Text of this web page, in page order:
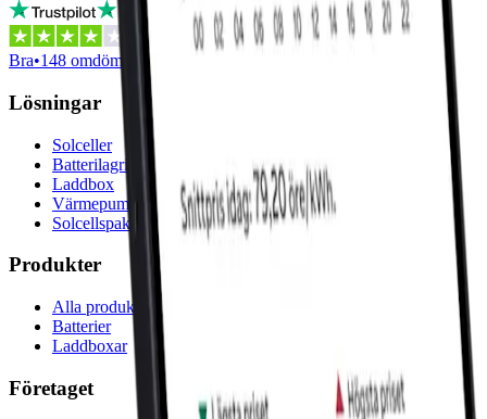
Bra•148 omdömen
Lösningar
Solceller
Batterilagring
Laddbox
Värmepump
Solcellspaket
Produkter
Alla produkter
Batterier
Laddboxar
Företaget